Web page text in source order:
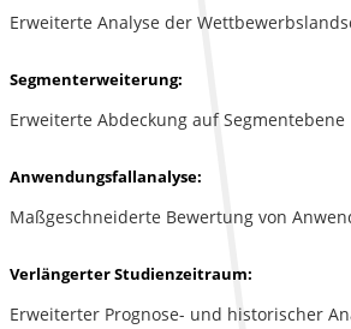
Erweiterte Analyse der
Segmenterweiterung:
Erweiterte Abdeckung auf Segmentebene
Anwendungsfallanalyse:
Maßgeschneiderte Bewertung von
Verlängerter Studienzeitraum:
Erweiterter Prognose- und historischer